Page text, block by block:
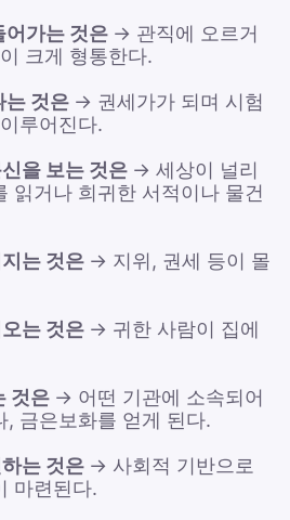
어가는 것은 → 관직에 오르거
크게 형통한다.
는 것은 → 권세가가 되며 시험
루어진다.
을 보는 것은 → 세상이 널리
읽거나 희귀한 서적이나 물건
는 것은 → 지위, 권세 등이 몰
는 것은 → 귀한 사람이 집에
것은 → 어떤 기관에 소속되어
, 금은보화를 얻게 된다.
는 것은 → 사회적 기반으로
마련된다.